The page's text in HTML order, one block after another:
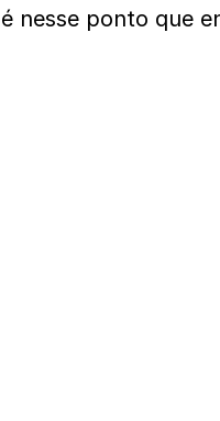
é nesse ponto que